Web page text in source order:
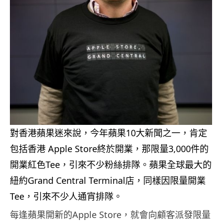
對香港蘋果迷來說，今年蘋果10大新聞之一，肯定
包括香港 Apple Store終於開業，那限量3,000件的
開業紅色Tee，引來不少粉絲排隊。蘋果全球最大的
紐約Grand Central Terminal店，同樣因限量開業
Tee，引來不少人通宵排隊。
每逢蘋果開新的Apple Store，就會向顧客派發限量